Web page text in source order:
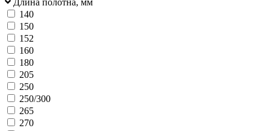
140
150
152
160
180
205
250
250/300
265
270